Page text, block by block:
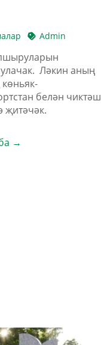
Admin
Ләкин аның
белән чиктәш
җитәчәк.
→